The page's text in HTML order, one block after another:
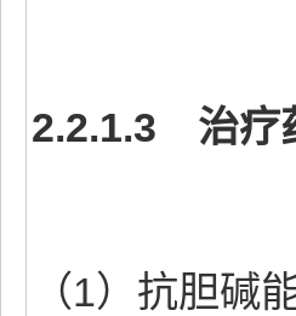
2.2.1.3 治疗
（1）抗胆碱